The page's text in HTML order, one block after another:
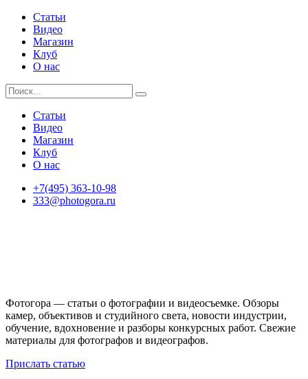
Статьи
Видео
Магазин
Клуб
О нас
Статьи
Видео
Магазин
Клуб
О нас
+7(495) 363-10-98
333@photogora.ru
Фотогора — статьи о фотографии и видеосъемке. Обзоры
камер, объективов и студийного света, новости индустрии,
обучение, вдохновение и разборы конкурсных работ. Свежие
материалы для фотографов и видеографов.
Прислать статью